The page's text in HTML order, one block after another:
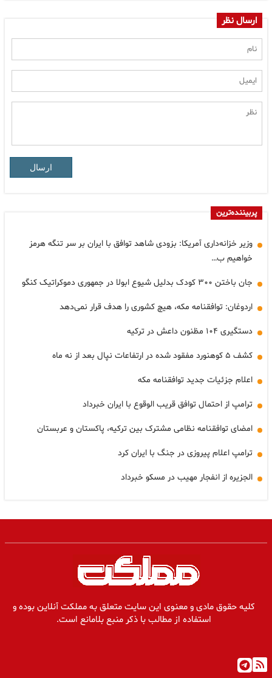
ارسال نظر
ارسال
پربیننده‌ترین
وزیر خزانه‌داری آمریکا: بزودی شاهد توافق با ایران بر سر تنگه هرمز
خواهیم ب…
جان باختن ۳۰۰ کودک بدلیل شیوع ابولا در جمهوری دموکراتیک کنگو
اردوغان: توافقنامه مکه، هیچ کشوری را هدف قرار نمی‌دهد
دستگیری ۱۰۴ مظنون داعش در ترکیه
کشف ۵ کوهنورد مفقود شده در ارتفاعات نپال بعد از نه ماه
اعلام جزئیات جدید توافقنامه مکه
ترامپ از احتمال توافق قریب الوقوع با ایران خبرداد
امضای توافقنامه نظامی مشترک بین ترکیه، پاکستان و عربستان
ترامپ اعلام پیروزی در جنگ با ایران کرد
الجزیره از انفجار مهیب در مسکو خبرداد
کلیه حقوق مادی و معنوی این سایت متعلق به مملکت آنلاین بوده و
استفاده از مطالب با ذکر منبع بلامانع است.